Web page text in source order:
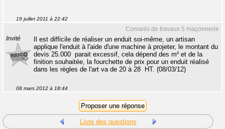
19 juillet 2011 à 22:42
Conseils de travaux 5 maçonnerie
Invité
Il est difficile de réaliser un enduit soi-même, un artisan
applique l'enduit à l'aide d'une machine à projeter, le montant du
devis 25.000  parait excessif, cela dépend des m² et de la
finition souhaitée, la fourchette de prix pour un enduit réalisé
dans les règles de l'art va de 20 à 28  HT. (08/03/12)
08 mars 2012 à 18:44
Liste des questions